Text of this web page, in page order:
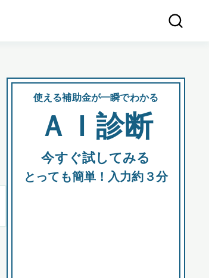
使える補助金が一瞬でわかる
ＡＩ診断
今すぐ試してみる
とっても簡単！入力約３分